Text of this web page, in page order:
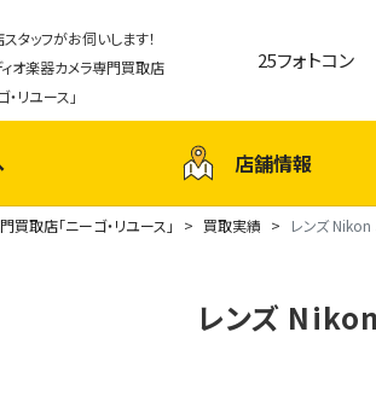
タッフがお伺いします！
オ楽器カメラ専門買取店
・リユース」
25フォトコン
店舗情報
買取店「ニーゴ・リユース」 買取実績 レンズ
レンズ